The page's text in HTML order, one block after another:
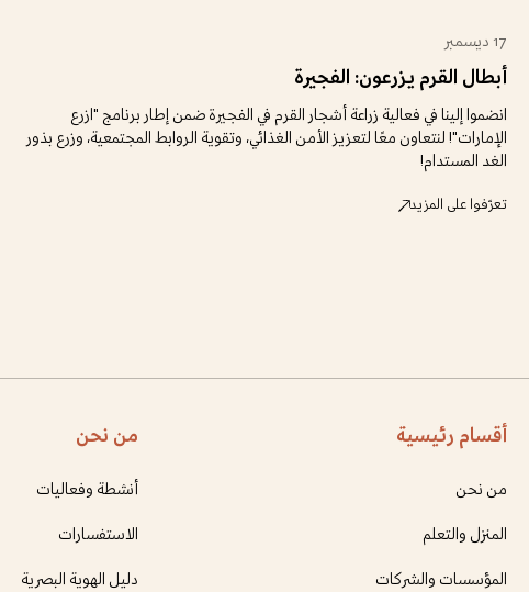
للعائلة 17 ديسمبر
أبطال القرم يزرعون: الفجيرة
انضموا إلينا في فعالية زراعة أشجار القرم في الفجيرة ضمن إطار برنامج "ازرع
الإمارات"! لنتعاون معًا لتعزيز الأمن الغذائي، وتقوية الروابط المجتمعية، وزرع بذور
الغد المستدام!
تعرّفوا على المزيد
أقسام رئيسية
من نحن
المنزل والتعلم
المؤسسات والشركات
من نحن
أنشطة وفعاليات
الاستفسارات
دليل الهوية البصرية